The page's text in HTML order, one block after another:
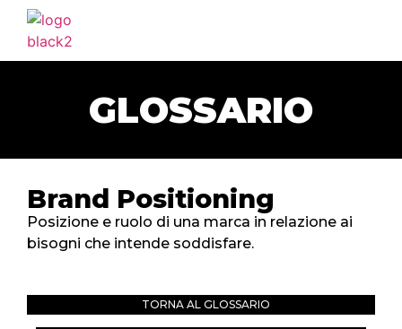
GLOSSARIO
Brand Positioning
Posizione e ruolo di una marca in relazione ai
bisogni che intende soddisfare.
TORNA AL GLOSSARIO
HOME
SERVIZI
CLIENTI
BLOG
CONTATTI